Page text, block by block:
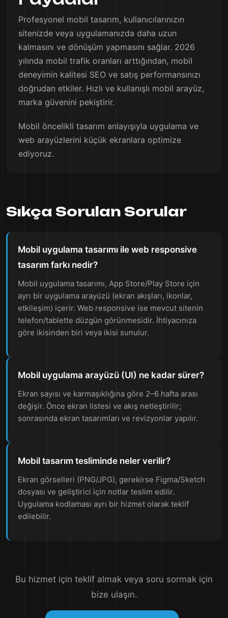
Profesyonel mobil tasarım, kullanıcılarınızın
sitenizde veya uygulamanızda daha uzun
kalmasını ve dönüşüm yapmasını sağlar. 2026
yılında mobil trafik oranları arttığından, mobil
deneyimin kalitesi SEO ve satış performansınızı
doğrudan etkiler. Hızlı ve kullanışlı mobil arayüz,
marka güvenini pekiştirir.
Mobil öncelikli tasarım anlayışıyla uygulama ve
web arayüzlerini küçük ekranlara optimize
ediyoruz.
Sıkça Sorulan Sorular
Mobil uygulama tasarımı ile web responsive
tasarım farkı nedir?
Mobil uygulama tasarımı, App Store/Play Store için
ayrı bir uygulama arayüzü (ekran akışları, ikonlar,
etkileşim) içerir. Web responsive ise mevcut sitenin
telefon/tablette düzgün görünmesidir. İhtiyacınıza
göre ikisinden biri veya ikisi sunulur.
Mobil uygulama arayüzü (UI) ne kadar sürer?
Ekran sayısı ve karmaşıklığına göre 2–6 hafta arası
değişir. Önce ekran listesi ve akış netleştirilir;
sonrasında ekran tasarımları ve revizyonlar yapılır.
Mobil tasarım tesliminde neler verilir?
Ekran görselleri (PNG/JPG), gerekirse Figma/Sketch
dosyası ve geliştirici için notlar teslim edilir.
Uygulama kodlaması ayrı bir hizmet olarak teklif
edilebilir.
Bu hizmet için teklif almak veya soru sormak için
bize ulaşın.